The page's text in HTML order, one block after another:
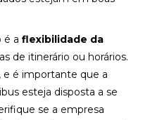
é aflexibilidade da
de itinerário ou horários.
é importante que a
esteja disposta a se
se a empresa